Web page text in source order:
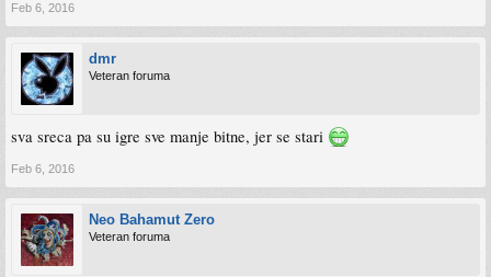
Feb 6, 2016
dmr
Veteran foruma
sva sreca pa su igre sve manje bitne, jer se stari
Feb 6, 2016
Neo Bahamut Zero
Veteran foruma